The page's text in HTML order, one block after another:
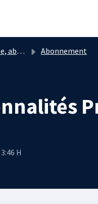
facturation Abonnement
H